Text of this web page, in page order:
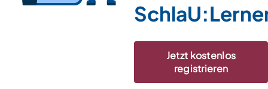
Jetzt kostenlos
registrieren